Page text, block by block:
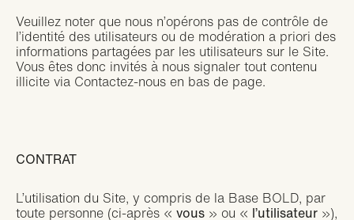
Veuillez noter que nous n’opérons pas de contrôle de
l’identité des utilisateurs ou de modération a priori des
informations partagées par les utilisateurs sur le Site.
Vous êtes donc invités à nous signaler tout contenu
illicite via Contactez-nous en bas de page.
CONTRAT
L’utilisation du Site, y compris de la Base BOLD, par
toute personne (ci-après « vous » ou « l’utilisateur »),